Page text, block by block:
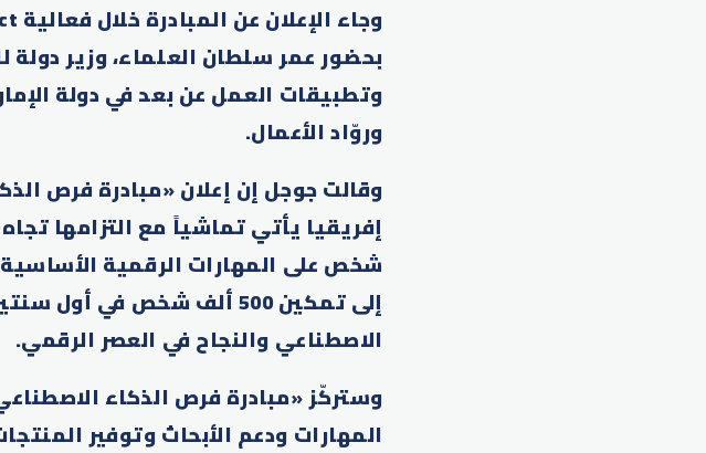
بحضور عمر سلطان العلماء، وزير دولة
وتطبيقات العمل عن بعد في دولة
وروّاد الأعمال.
وقالت جوجل إن إعلان «مبادرة فرص
إلى تمكين 500 ألف شخص في
الاصطناعي والنجاح في العصر الرقمي.
وستركّز «مبادرة فرص الذكاء
المهارات ودعم الأبحاث وتوفير